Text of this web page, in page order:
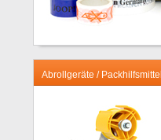
Abrollgeräte / Packhilfsmittel